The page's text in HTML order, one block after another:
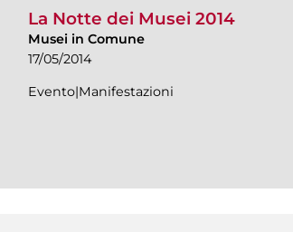
La Notte dei Musei 2014
Musei in Comune
17/05/2014
Evento|Manifestazioni